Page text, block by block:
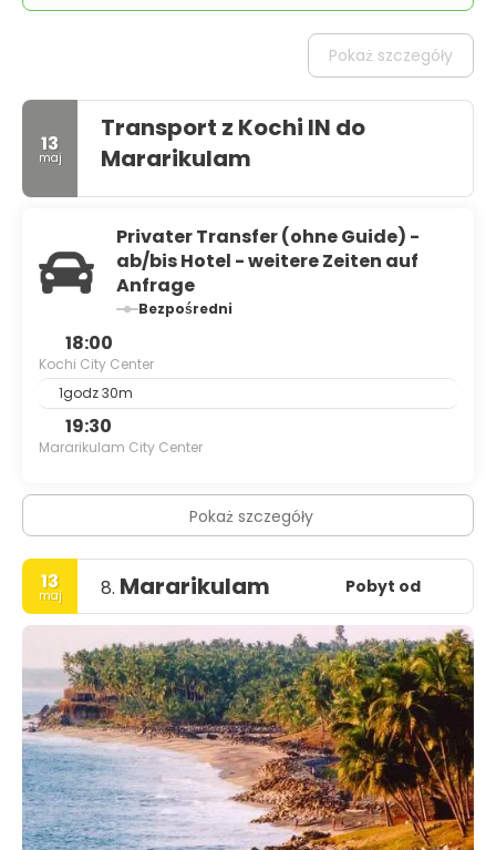
Pokaż szczegóły
13
maj
Transport z Kochi IN do
Mararikulam
Privater Transfer (ohne Guide) -
ab/bis Hotel - weitere Zeiten auf
Anfrage
Bezpośredni
18:00
Kochi City Center
1godz 30m
19:30
Mararikulam City Center
Pokaż szczegóły
13
maj 8. Mararikulam Pobyt od